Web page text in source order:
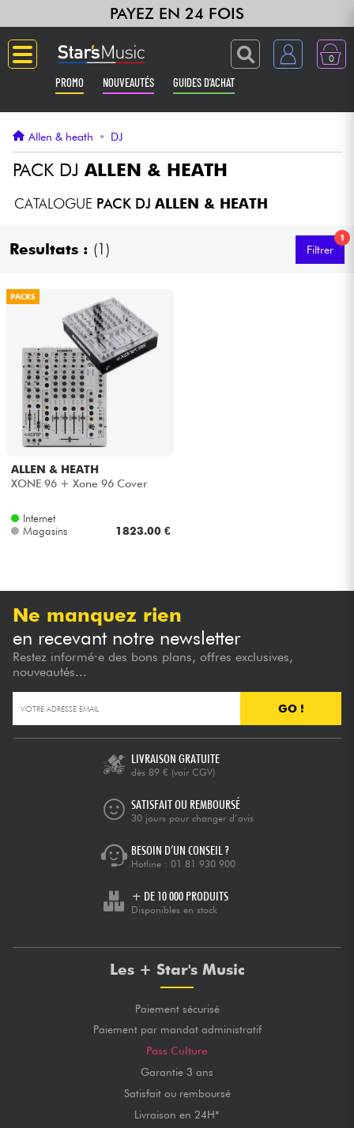
PAYEZ EN 24 FOIS
0
PROMO NOUVEAUTÉS GUIDES D'ACHAT
Guitares & Basses
Amplis & Effets
Claviers & Pianos
Home Studio
Casques
Micros & HF
Eclairage
Vents
Violons & Quatuor
Eveil Musical
Voir nos marques
Allen & heath • DJ
PACK DJ ALLEN & HEATH
CATALOGUE PACK DJ ALLEN & HEATH
Resultats : (1)
1
Filtrer
PACKS
ALLEN & HEATH
XONE 96 + Xone 96 Cover
Internet
Magasins
1823.00 €
Ne manquez rien
en recevant notre newsletter
Restez informé·e des bons plans, offres exclusives,
nouveautés...
GO !
LIVRAISON GRATUITE
dès 89 € (voir CGV)
SATISFAIT OU REMBOURSÉ
30 jours pour changer d’avis
BESOIN D’UN CONSEIL ?
Hotline : 01 81 930 900
+ DE 10 000 PRODUITS
Disponibles en stock
Les + Star's Music
Paiement sécurisé
Paiement par mandat administratif
Pass Culture
Garantie 3 ans
Satisfait ou remboursé
Livraison en 24H*